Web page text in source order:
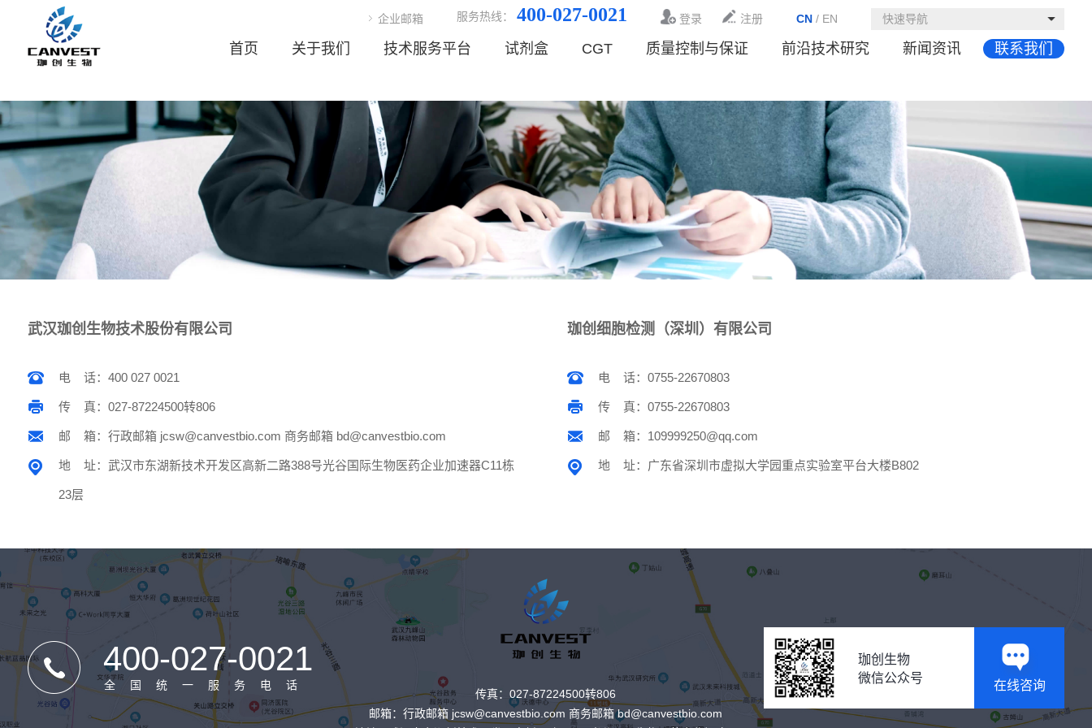
企业邮箱 服务热线： 400-027-0021 登录 注册 CN / EN 快速导航
首页 关于我们 技术服务平台 试剂盒 CGT 质量控制与保证 前沿技术研究 新闻资讯 联系我们
武汉珈创生物技术股份有限公司
电 话：400 027 0021
传 真：027-87224500转806
邮 箱：行政邮箱 jcsw@canvestbio.com 商务邮箱 bd@canvestbio.com
地 址：武汉市东湖新技术开发区高新二路388号光谷国际生物医药企业加速器C11栋
23层
珈创细胞检测（深圳）有限公司
电 话：0755-22670803
传 真：0755-22670803
邮 箱：109999250@qq.com
地 址：广东省深圳市虚拟大学园重点实验室平台大楼B802
400-027-0021
全国统一服务电话
传真：027-87224500转806
邮箱：行政邮箱 jcsw@canvestbio.com 商务邮箱 bd@canvestbio.com
珈创生物
微信公众号
在线咨询